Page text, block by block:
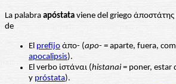
La palabra apóstata viene del griego ἀποστάτης
de
El prefijo ἀπο- (apo- = aparte, fuera,
apocalipsis).
El verbo ἱστάναι (histanai= poner, estar
y próstata).